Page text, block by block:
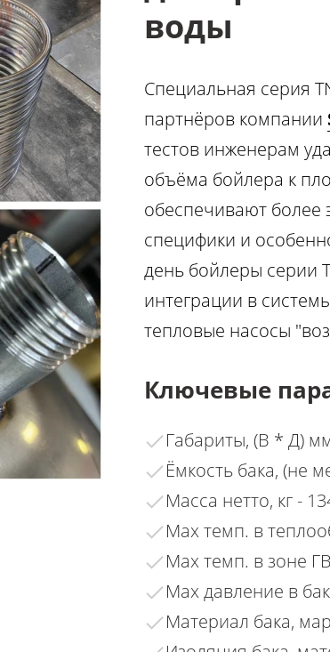
воды
Специальная серия
партнёров компании
тестов инженерам
объёма бойлера к
обеспечивают более
специфики и
день бойлеры серии
интеграции в
тепловые насосы
Ключевые
Габариты, (В * Д)
Ёмкость бака, (не
Масса нетто, кг -
Max темп. в
Max темп. в зоне
Max давление в
Материал бака,